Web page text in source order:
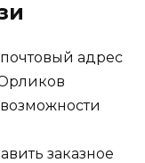
адрес
заказное